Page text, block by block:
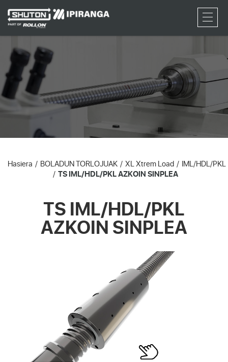
RFQ
Hasiera BOLADUN TORLOJUAK XL Xtrem Load
IML/HDL/PKL
TS IML/HDL/PKL AZKOIN SINPLEA
TS IML/HDL/PKL
AZKOIN SINPLEA